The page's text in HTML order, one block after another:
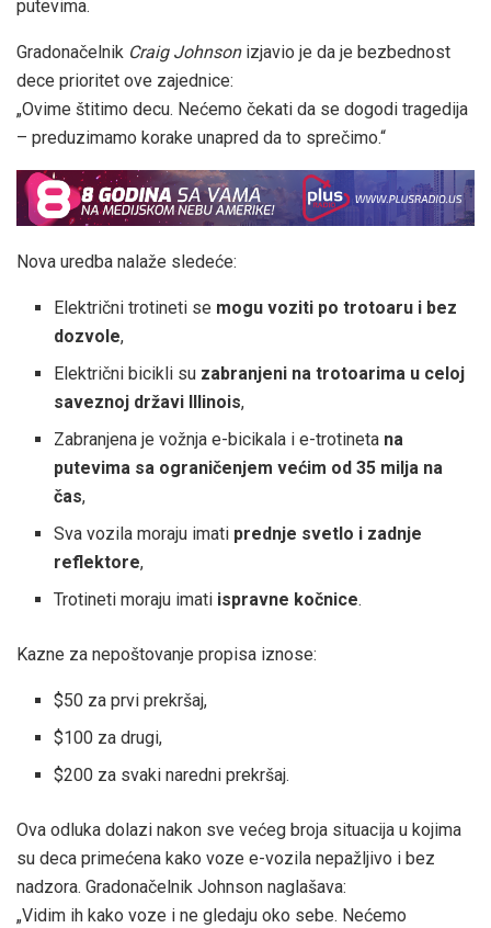
putevima.
Gradonačelnik Craig Johnsonizjavio je da je bezbednost
dece prioritet ove zajednice:
„Ovime štitimo decu. Nećemo čekati da se dogodi tragedija
– preduzimamo korake unapred da to sprečimo.“
Nova uredba nalaže sledeće:
Električni trotineti se mogu voziti po trotoaru i bez
dozvole,
Električni bicikli su zabranjeni na trotoarima u celoj
saveznoj državi Illinois,
Zabranjena je vožnja e-bicikala i e-trotineta na
putevima sa ograničenjem većim od 35 milja na
čas,
Sva vozila moraju imati prednje svetlo i zadnje
reflektore,
Trotineti moraju imati ispravne kočnice.
Kazne za nepoštovanje propisa iznose:
$50 za prvi prekršaj,
$100 za drugi,
$200 za svaki naredni prekršaj.
Ova odluka dolazi nakon sve većeg broja situacija u kojima
su deca primećena kako voze e-vozila nepažljivo i bez
nadzora. Gradonačelnik Johnson naglašava:
„Vidim ih kako voze i ne gledaju oko sebe. Nećemo